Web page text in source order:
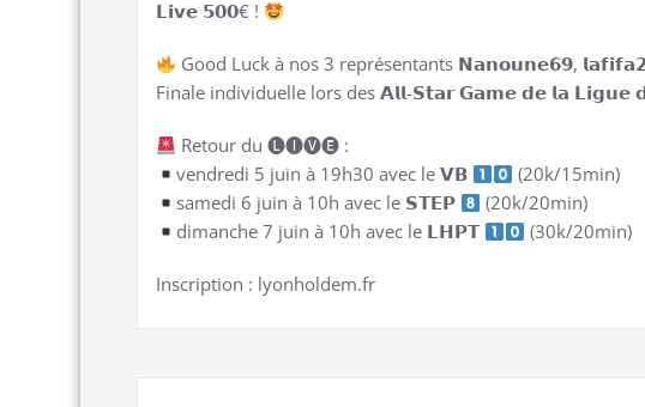
𝗟𝗶𝘃𝗲 𝟱𝟬𝟬€ !
Good Luck à nos 3 représentants 𝗡𝗮𝗻𝗼𝘂𝗻𝗲𝟲𝟵,
Finale individuelle lors des 𝗔𝗹𝗹-𝗦𝘁𝗮𝗿 𝗚𝗮𝗺𝗲 𝗱𝗲 𝗹𝗮 𝗟𝗶𝗴𝘂𝗲
Retour du 🅛🅘🅥🅔 :
vendredi 5 juin à 19h30 avec le 𝗩𝗕
(20k/15min)
samedi 6 juin à 10h avec le 𝗦𝗧𝗘𝗣
(20k/20min)
dimanche 7 juin à 10h avec le 𝗟𝗛𝗣𝗧
(30k/20min)
Inscription : lyonholdem.fr